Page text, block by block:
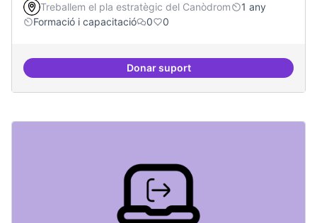
Treballem el pla estratègic del Canòdrom
1 any
Formació i capacitació
0 0
Donar suportRelació equilibrada entre